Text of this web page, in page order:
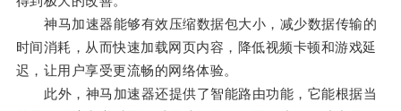
神马加速器能够有效压缩数据包大小，减少数据传输的
时间消耗，从而快速加载网页内容，降低视频卡顿和游戏延
迟，让用户享受更流畅的网络体验。
此外，神马加速器还提供了智能路由功能，它能根据当